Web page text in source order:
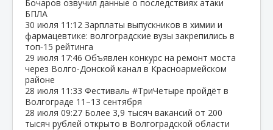
Бочаров озвучил данные о последствиях атаки
БПЛА
30 июля 11:12 Зарплаты выпускников в химии и
фармацевтике: волгоградские вузы закрепились в
топ‑15 рейтинга
29 июля 17:46 Объявлен конкурс на ремонт моста
через Волго‑Донской канал в Красноармейском
районе
28 июля 11:33 Фестиваль #ТриЧетыре пройдёт в
Волгограде 11–13 сентября
28 июля 09:27 Более 3,9 тысяч вакансий от 200
тысяч рублей открыто в Волгоградской области